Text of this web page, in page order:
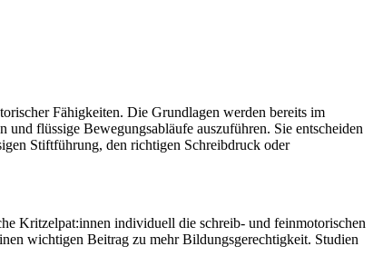
Fähigkeiten. Die Grundlagen werden bereits im
flüssige Bewegungsabläufe auszuführen. Sie entscheiden
Stiftführung, den richtigen Schreibdruck oder
Kritzelpat:innen individuell die schreib- und feinmotorischen
wichtigen Beitrag zu mehr Bildungsgerechtigkeit. Studien